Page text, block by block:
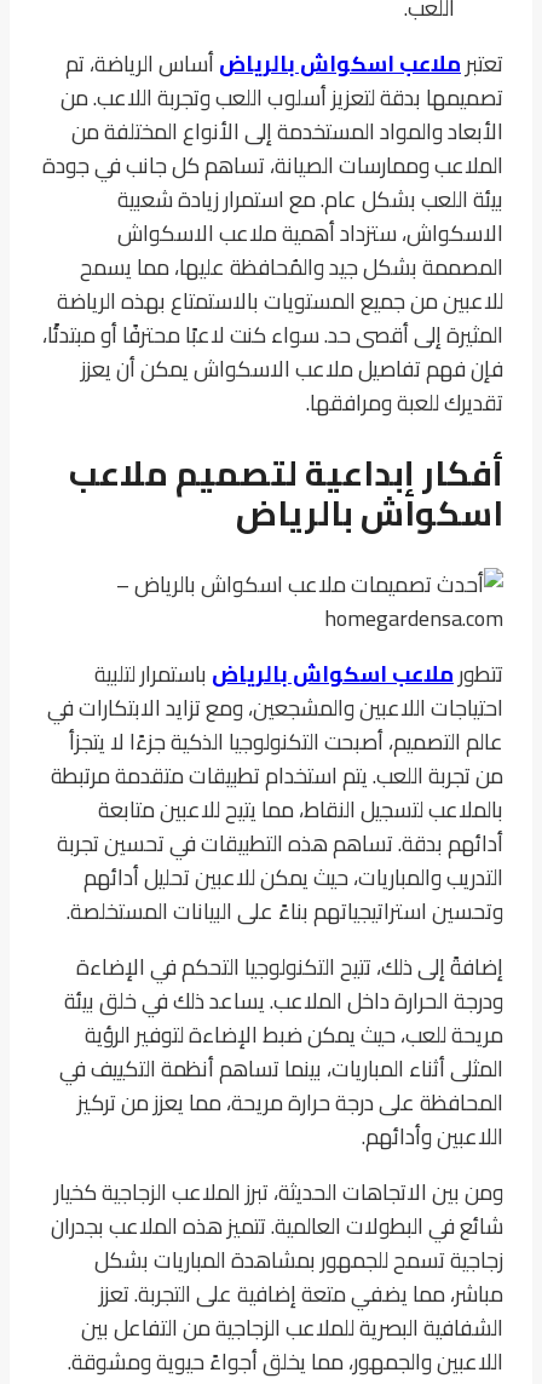
تعتبرملاعب اسكواش بالرياضأساس الرياضة، تم
تصميمها بدقة لتعزيز أسلوب اللعب وتجربة اللاعب. من
الأبعاد والمواد المستخدمة إلى الأنواع المختلفة من
الملاعب وممارسات الصيانة، تساهم كل جانب في جودة
بيئة اللعب بشكل عام. مع استمرار زيادة شعبية
الاسكواش، ستزداد أهمية ملاعب الاسكواش
المصممة بشكل جيد والمُحافظة عليها، مما يسمح
للاعبين من جميع المستويات بالاستمتاع بهذه الرياضة
المثيرة إلى أقصى حد. سواء كنت لاعبًا محترفًا أو مبتدئًا،
فإن فهم تفاصيل ملاعب الاسكواش يمكن أن يعزز
تقديرك للعبة ومرافقها.
أفكار إبداعية لتصميم ملاعب
اسكواش بالرياض
تتطورملاعب اسكواش بالرياض باستمرار لتلبية
احتياجات اللاعبين والمشجعين، ومع تزايد الابتكارات في
عالم التصميم، أصبحت التكنولوجيا الذكية جزءًا لا يتجزأ
من تجربة اللعب. يتم استخدام تطبيقات متقدمة مرتبطة
بالملاعب لتسجيل النقاط، مما يتيح للاعبين متابعة
أدائهم بدقة. تساهم هذه التطبيقات في تحسين تجربة
التدريب والمباريات، حيث يمكن للاعبين تحليل أدائهم
وتحسين استراتيجياتهم بناءً على البيانات المستخلصة.
إضافةً إلى ذلك، تتيح التكنولوجيا التحكم في الإضاءة
ودرجة الحرارة داخل الملاعب. يساعد ذلك في خلق بيئة
مريحة للعب، حيث يمكن ضبط الإضاءة لتوفير الرؤية
المثلى أثناء المباريات، بينما تساهم أنظمة التكييف في
المحافظة على درجة حرارة مريحة، مما يعزز من تركيز
اللاعبين وأدائهم.
ومن بين الاتجاهات الحديثة، تبرز الملاعب الزجاجية كخيار
شائع في البطولات العالمية. تتميز هذه الملاعب بجدران
زجاجية تسمح للجمهور بمشاهدة المباريات بشكل
مباشر، مما يضفي متعة إضافية على التجربة. تعزز
الشفافية البصرية للملاعب الزجاجية من التفاعل بين
اللاعبين والجمهور، مما يخلق أجواءً حيوية ومشوقة.